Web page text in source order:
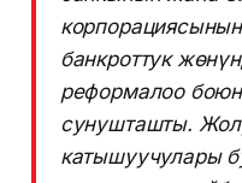
банкроттук
реформалоо
сунушташты.
катышуучулары